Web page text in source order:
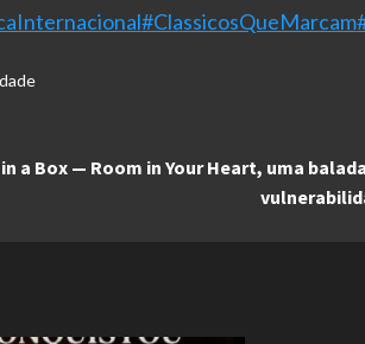
#ClassicosQueMarcam
a Box — Room in Your Heart, uma